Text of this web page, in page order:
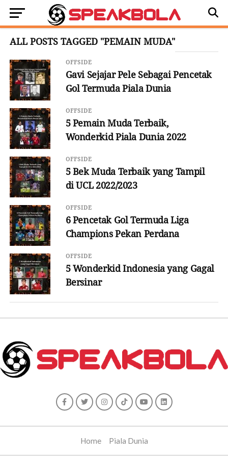
ALL POSTS TAGGED "PEMAIN MUDA"
OFFSIDE
Gavi Sejajar Pele Sebagai Pencetak
Gol Termuda Piala Dunia
OFFSIDE
5 Pemain Muda Terbaik,
Wonderkid Piala Dunia 2022
OFFSIDE
5 Bek Muda Terbaik yang Tampil
di UCL 2022/2023
OFFSIDE
6 Pencetak Gol Termuda Liga
Champions Pekan Perdana
OFFSIDE
5 Wonderkid Indonesia yang Gagal
Bersinar
Home Piala Dunia